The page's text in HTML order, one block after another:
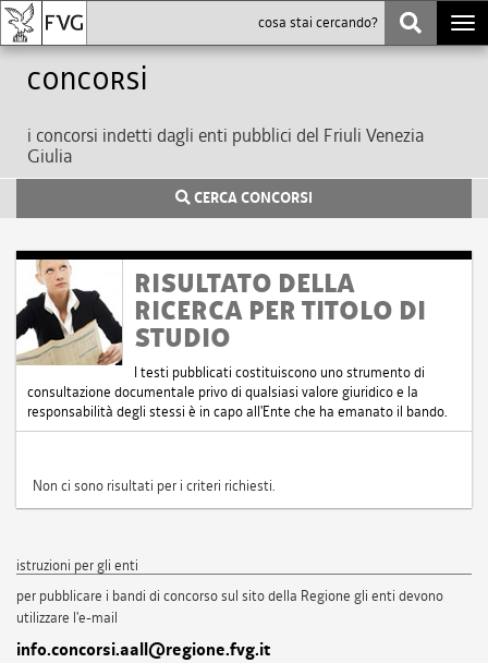
Concorsi
i concorsi indetti dagli enti pubblici del Friuli Venezia
Giulia
CERCA CONCORSI
RISULTATO DELLA
RICERCA PER TITOLO DI
STUDIO
I testi pubblicati costituiscono uno strumento di
consultazione documentale privo di qualsiasi valore giuridico e la
responsabilità degli stessi è in capo all'Ente che ha emanato il bando.
Non ci sono risultati per i criteri richiesti.
istruzioni per gli enti
per pubblicare i bandi di concorso sul sito della Regione gli enti devono
utilizzare l'e-mail
info.concorsi.aall@regione.fvg.it